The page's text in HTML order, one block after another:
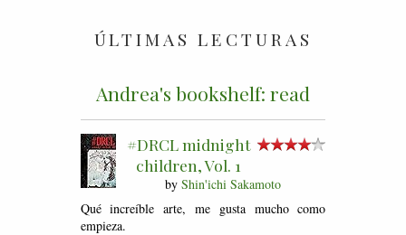
ÚLTIMAS LECTURAS
Andrea's bookshelf: read
#DRCL midnight
children, Vol. 1
by Shin'ichi Sakamoto
Qué increíble arte, me gusta mucho como
empieza.